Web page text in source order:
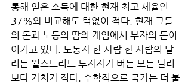
통해 얻은 소득에 대한 현재 최고 세율인
37%와 비교해도 턱없이 적다. 현재 그들
의 돈과 노동의 땀의 게임에서 부자의 돈이
이기고 있다. 노동자 한 사람 한 사람의 달
러는 월스트리트 투자자가 버는 모든 달러
보다 가치가 적다. 수학적으로 국가는 더 불